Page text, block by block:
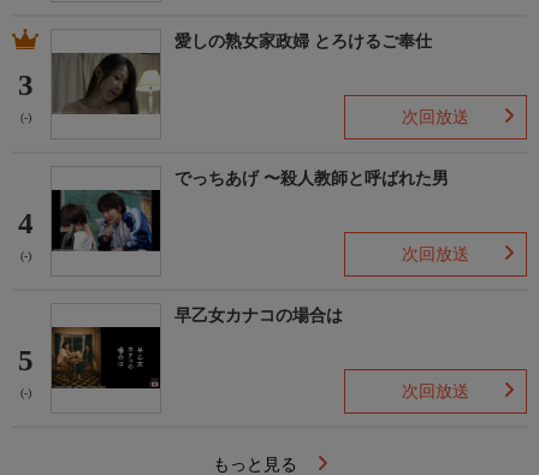
3
(-)
愛しの熟女家政婦 とろけるご奉仕
次回放送
4
(-)
でっちあげ 〜殺人教師と呼ばれた男
次回放送
5
(-)
早乙女カナコの場合は
次回放送
もっと見る